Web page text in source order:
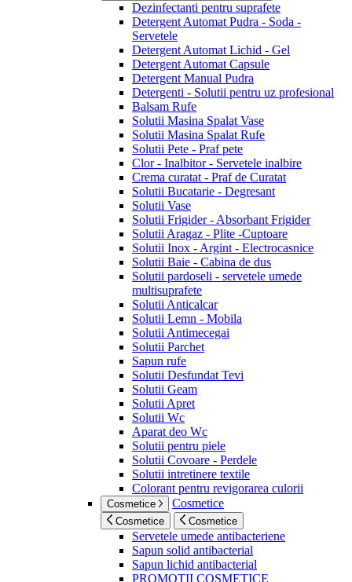
Dezinfectanti pentru suprafete
Detergent Automat Pudra - Soda -
Servetele
Detergent Automat Lichid - Gel
Detergent Automat Capsule
Detergent Manual Pudra
Detergenti - Solutii pentru uz profesional
Balsam Rufe
Solutii Masina Spalat Vase
Solutii Masina Spalat Rufe
Solutii Pete - Praf pete
Clor - Inalbitor - Servetele inalbire
Crema curatat - Praf de Curatat
Solutii Bucatarie - Degresant
Solutii Vase
Solutii Frigider - Absorbant Frigider
Solutii Aragaz - Plite -Cuptoare
Solutii Inox - Argint - Electrocasnice
Solutii Baie - Cabina de dus
Solutii pardoseli - servetele umede
multisuprafete
Solutii Anticalcar
Solutii Lemn - Mobila
Solutii Antimecegai
Solutii Parchet
Sapun rufe
Solutii Desfundat Tevi
Solutii Geam
Solutii Apret
Solutii Wc
Aparat deo Wc
Solutii pentru piele
Solutii Covoare - Perdele
Solutii intretinere textile
Colorant pentru revigorarea culorii
Cosmetice Cosmetice
Cosmetice Cosmetice
Servetele umede antibacteriene
Sapun solid antibacterial
Sapun lichid antibacterial
PROMOTII COSMETICE